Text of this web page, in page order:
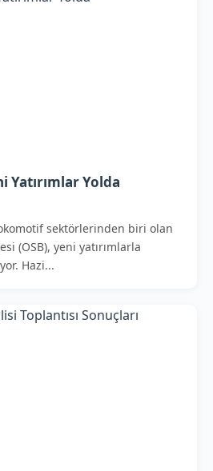
Yatırımlar Yolda
sektörlerinden biri olan
(OSB), yeni yatırımlarla
Hazi...